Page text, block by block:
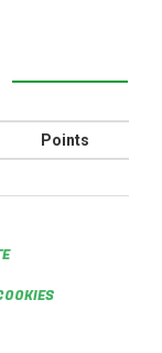
Points